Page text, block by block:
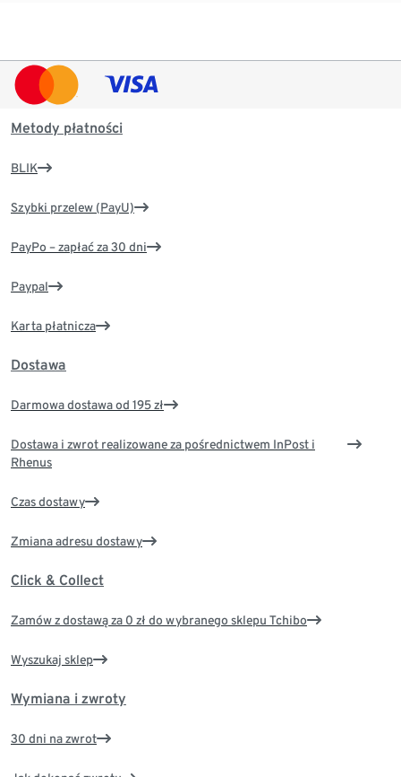
Metody płatności
BLIK
Szybki przelew (PayU)
PayPo – zapłać za 30 dni
Paypal
Karta płatnicza
Dostawa
Darmowa dostawa od 195 zł
Dostawa i zwrot realizowane za pośrednictwem InPost i
Rhenus
Czas dostawy
Zmiana adresu dostawy
Click & Collect
Zamów z dostawą za 0 zł do wybranego sklepu Tchibo
Wyszukaj sklep
Wymiana i zwroty
30 dni na zwrot